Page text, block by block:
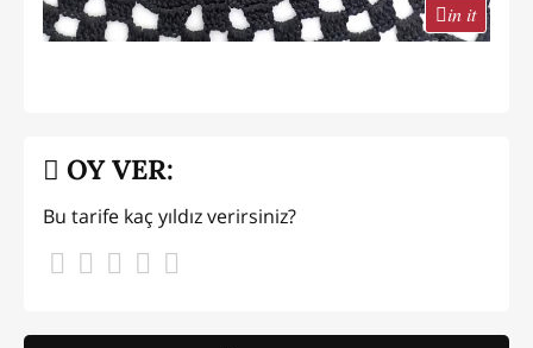
in it
OY VER:
Bu tarife kaç yıldız verirsiniz?